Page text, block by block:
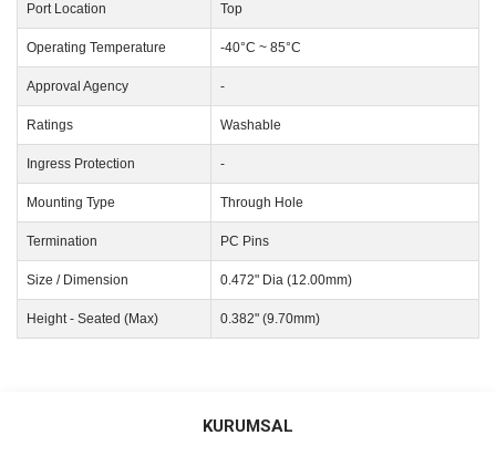
Port Location Top
Operating Temperature -40°C ~ 85°C
Approval Agency -
Ratings Washable
Ingress Protection -
Mounting Type Through Hole
Termination PC Pins
Size / Dimension 0.472" Dia (12.00mm)
Height - Seated (Max) 0.382" (9.70mm)
Bu ürüne ilk yorumu siz yapın!
KURUMSAL